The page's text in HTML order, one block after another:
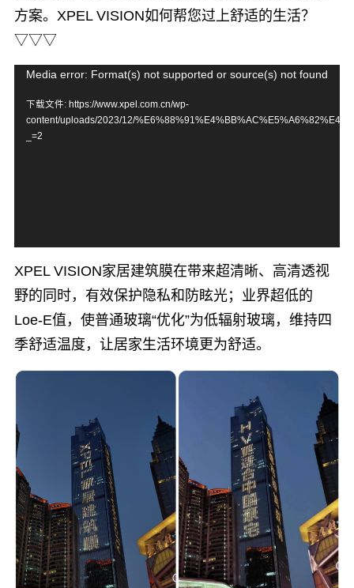
方案。XPEL VISION如何帮您过上舒适的生活？
▽▽▽
视
频
播
Media error: Format(s) not supported or source(s) not found
下载文件: https://www.xpel.com.cn/wp-
content/uploads/2023/12/
_=2
XPEL VISION家居建筑膜在带来超清晰、高清透视
野的同时，有效保护隐私和防眩光；业界超低的
Loe-E值，使普通玻璃“优化”为低辐射玻璃，维持四
季舒适温度，让居家生活环境更为舒适。